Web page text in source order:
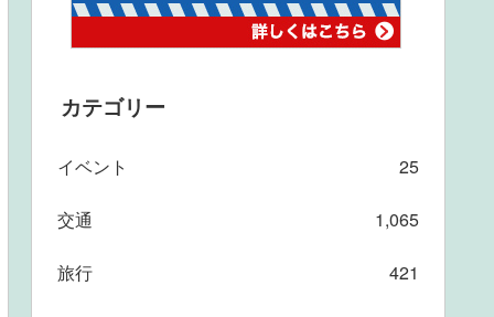
カテゴリー
イベント 25
交通 1,065
旅行 421